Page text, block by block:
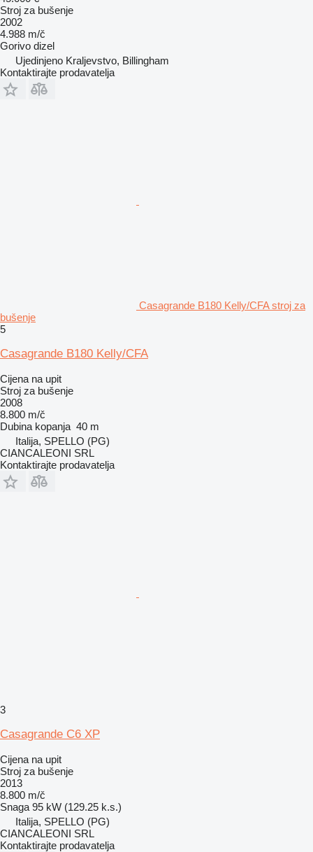
Stroj za bušenje
2002
4.988 m/č
Gorivo dizel
Ujedinjeno Kraljevstvo, Billingham
Kontaktirajte prodavatelja
Casagrande B180 Kelly/CFA stroj za
bušenje
5
Casagrande B180 Kelly/CFA
Cijena na upit
Stroj za bušenje
2008
8.800 m/č
Dubina kopanja 40 m
Italija, SPELLO (PG)
CIANCALEONI SRL
Kontaktirajte prodavatelja
3
Casagrande C6 XP
Cijena na upit
Stroj za bušenje
2013
8.800 m/č
Snaga 95 kW (129.25 k.s.)
Italija, SPELLO (PG)
CIANCALEONI SRL
Kontaktirajte prodavatelja